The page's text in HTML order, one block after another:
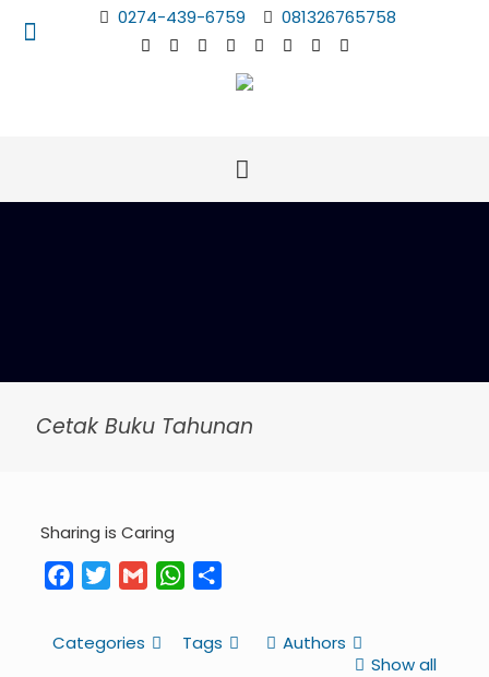
0274-439-6759 081326765758
Cetak Buku Tahunan
Sharing is Caring
FacebookTwitterGmail WhatsApp
Categories Tags
Authors
Show all